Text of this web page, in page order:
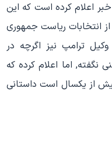
اعلام کرده است که این
انتخابات ریاست جمهوری
ترامپ نیز اگرچه در
اما اعلام کرده که
بیش از یکسال است داستانی